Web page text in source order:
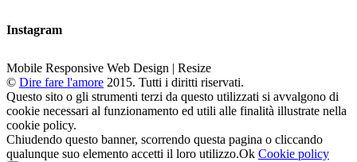
Instagram
Mobile Responsive Web Design | Resize
© Dire fare l'amore 2015. Tutti i diritti riservati.
Questo sito o gli strumenti terzi da questo utilizzati si avvalgono di
cookie necessari al funzionamento ed utili alle finalità illustrate nella
cookie policy.
Chiudendo questo banner, scorrendo questa pagina o cliccando
qualunque suo elemento accetti il loro utilizzo.Ok Cookie policy